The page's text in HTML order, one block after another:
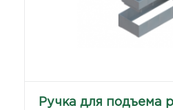
Ручка для подъема